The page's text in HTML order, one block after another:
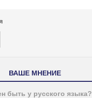
ВАШЕ МНЕНИЕ
быть у русского языка?